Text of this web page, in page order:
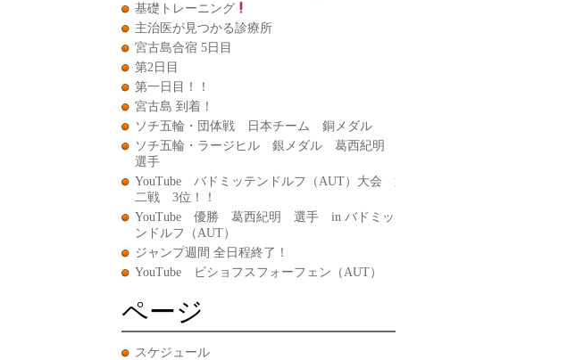
基礎トレーニング
主治医が見つかる診療所
宮古島合宿 5日目
第2日目
第一日目！！
宮古島 到着！
ソチ五輪・団体戦 日本チーム 銅メダル
ソチ五輪・ラージヒル 銀メダル 葛西紀明
選手
YouTube バドミッテンドルフ（AUT）大会 第
二戦 3位！！
YouTube 優勝 葛西紀明 選手 in バドミッテ
ンドルフ（AUT）
ジャンプ週間 全日程終了！
YouTube ビショフスフォーフェン（AUT）
ページ
スケジュール